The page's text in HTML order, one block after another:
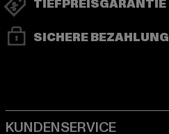
TIEFPREISGARANTIE
SICHERE BEZAHLUNG